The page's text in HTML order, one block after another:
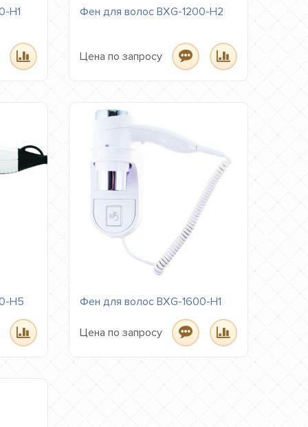
H1 Фен для волос BXG-1200-H2
Цена по запросу
H5 Фен для волос BXG-1600-H1
Цена по запросу